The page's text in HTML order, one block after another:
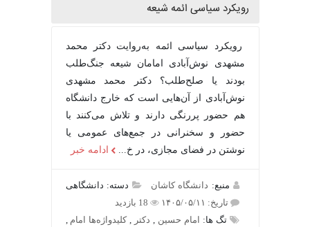
رویکرد سیاسی ائمه شیعه
رویکرد سیاسی ائمه به‌روایت دکتر محمد
مشهدی نوش‌آبادی امامان شیعه جنگ‌طلب
بودند یا صلح‌طلب؟ دکتر محمد مشهدی
نوش‌آبادی از آن‌هایی است که خارج دانشگاه
هم حضور پررنگی دارند و تلاش می‌کنند با
حضور و سخنرانی در جمع‌های عمومی یا
نوشتن در فضای مجازی، در خ...
ادامه خبر
منبع:دانشگاه کاشان
دسته: دانشگاهی
تاریخ: ۱۴۰۵/۰۵/۱۱
18 بازدید
تگ ها: امام حسین,دکتر,کلیدواژه‌ها امام,